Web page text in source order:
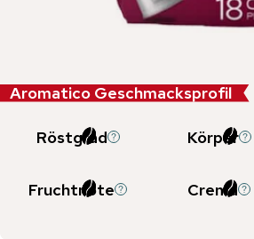
Aromatico Geschmacksprofil
Röstgrad Körper
Fruchtnote Crema